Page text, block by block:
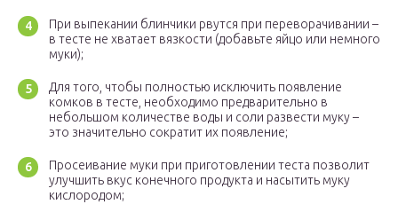
При выпекании блинчики рвутся при переворачивании –
в тесте не хватает вязкости (добавьте яйцо или немного
муки);
Для того, чтобы полностью исключить появление
комков в тесте, необходимо предварительно в
небольшом количестве воды и соли развести муку –
это значительно сократит их появление;
Просеивание муки при приготовлении теста позволит
улучшить вкус конечного продукта и насытить муку
кислородом;